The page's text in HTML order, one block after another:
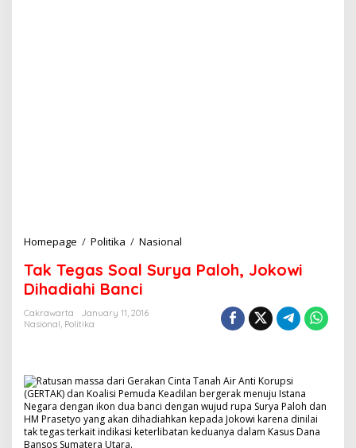
Homepage / Politika / Nasional
k
a
l
S
u
Tak Tegas Soal Surya Paloh, Jokowi
Dihadiahi Banci
Cakrawarta
January 11, 2016
Nasional, Politika